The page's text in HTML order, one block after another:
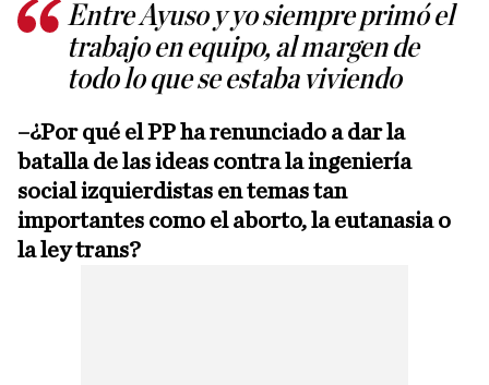
Entre Ayuso y yo siempre primó el
trabajo en equipo, al margen de
todo lo que se estaba viviendo
–¿Por qué el PP ha renunciado a dar la
batalla de las ideas contra la ingeniería
social izquierdistas en temas tan
importantes como el aborto, la eutanasia o
la ley trans?